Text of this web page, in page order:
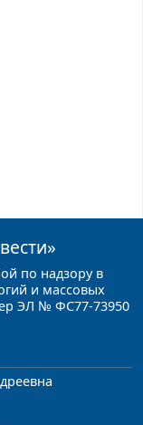
по надзору в
и массовых
ЭЛ № ФС77-73950